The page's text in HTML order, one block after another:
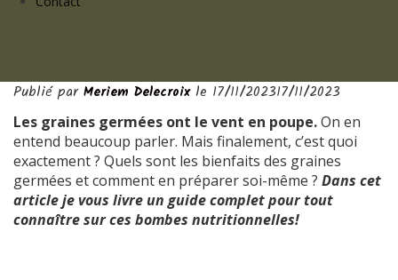
Publié par le 17/11/202317/11/2023
Les graines germées ont le vent en poupe.On en
entend beaucoup parler. Mais finalement, c’est quoi
exactement ? Quels sont les bienfaits des graines
germées et comment en préparer soi-même ? Dans cet
article je vous livre un guide complet pour tout
connaître sur ces bombes nutritionnelles!